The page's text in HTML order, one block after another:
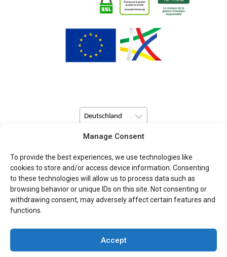
Manage Consent
To provide the best experiences, we use technologies like
cookies to store and/or access device information. Consenting
to these technologies will allow us to process data such as
browsing behavior or unique IDs on this site. Not consenting or
withdrawing consent, may adversely affect certain features and
functions.
Accept
Deutschland
© Copyright 2026 Pulsio Print alle Rechte vorbehalten.